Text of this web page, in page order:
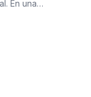
En una
en…